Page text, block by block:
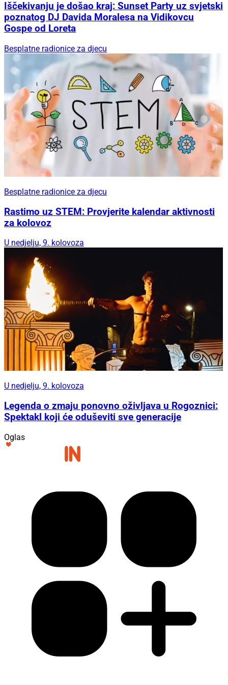
Iščekivanju je došao kraj: Sunset Party uz svjetski
poznatog DJ Davida Moralesa na Vidikovcu
Gospe od Loreta
Besplatne radionice za djecu
Besplatne radionice za djecu
Rastimo uz STEM: Provjerite kalendar aktivnosti
za kolovoz
U nedjelju, 9. kolovoza
U nedjelju, 9. kolovoza
Legenda o zmaju ponovno oživljava u Rogoznici:
Spektakl koji će oduševiti sve generacije
Oglas